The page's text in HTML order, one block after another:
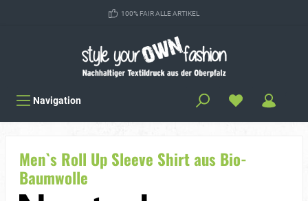
100% FAIR ALLE ARTIKEL
Navigation
Men`s Roll Up Sleeve Shirt aus Bio-
Baumwolle